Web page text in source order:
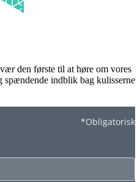
den første til at høre om vores
spændende indblik bag kulisserne
*Obligatorisk